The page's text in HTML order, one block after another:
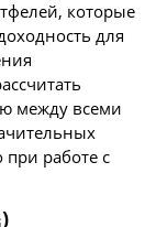
которые
для
между всеми
работе с
)